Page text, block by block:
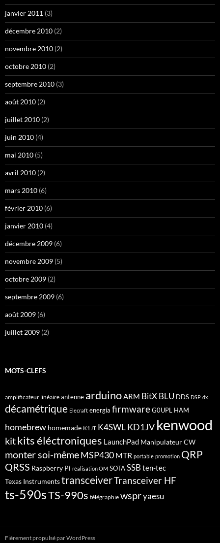
janvier 2011 (3)
décembre 2010 (2)
novembre 2010 (2)
octobre 2010 (2)
septembre 2010 (3)
août 2010 (2)
juillet 2010 (2)
juin 2010 (4)
mai 2010 (5)
avril 2010 (2)
mars 2010 (6)
février 2010 (6)
janvier 2010 (4)
décembre 2009 (6)
novembre 2009 (5)
octobre 2009 (2)
septembre 2009 (6)
août 2009 (6)
juillet 2009 (2)
MOTS-CLEFS
amplificateur linéaire antenne arduino ARM BitX BLU DDS DSP dx
décamétrique Elecraft energia firmwareG0UPL HAM
homebrew homemade K1JT K4SWL KD1JV kenwood
kitkits éléctroniques LaunchPad Manipulateur CW
monter soi-mêmeMSP430 MTR portable promotion QRP
QRSS Raspberry Pi réalisation OM SOTASSB ten-tec
Texas InstrumentstransceiverTransceiver HF
ts-590sTS-990s télégraphie wspryaesu
Fièrement propulsé par WordPress